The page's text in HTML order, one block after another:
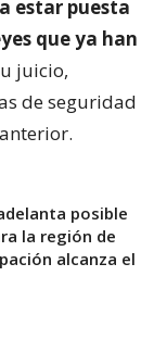
estar puesta
que ya han
juicio,
de seguridad
posible
la región de
alcanza el